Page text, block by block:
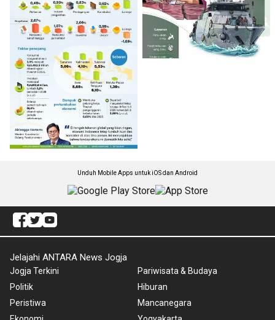
Unduh Mobile Apps untuk iOS dan Android
Jelajahi ANTARA News Jogja
Jogja Terkini
Politik
Peristiwa
Pariwisata & Budaya
Hiburan
Mancanegara